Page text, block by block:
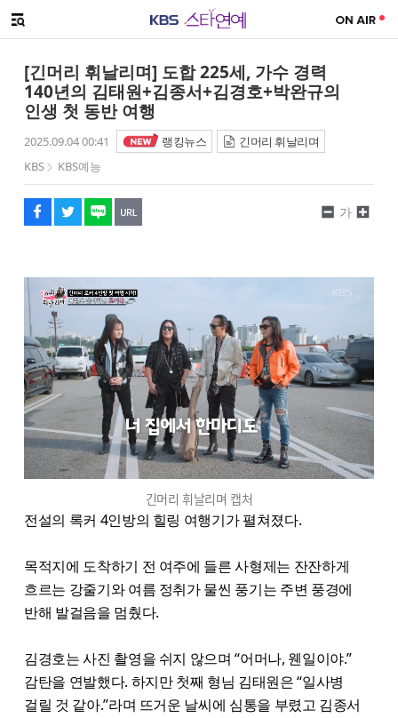
메뉴 열기
[긴머리 휘날리며] 도합 225세, 가수 경력
140년의 김태원+김종서+김경호+박완규의
인생 첫 동반 여행
2025.09.04 00:41 랭킹뉴스
긴머리 휘날리며
KBS
KBS예능
페이스북
트위터
네이버
URL복사
글씨 작게보기
가
글씨 크게보기
긴머리 휘날리며 캡처
전설의 록커 4인방의 힐링 여행기가 펼쳐졌다.
목적지에 도착하기 전 여주에 들른 사형제는 잔잔하게
흐르는 강줄기와 여름 정취가 물씬 풍기는 주변 풍경에
반해 발걸음을 멈췄다.
김경호는 사진 촬영을 쉬지 않으며 “어머나, 웬일이야.”
감탄을 연발했다. 하지만 첫째 형님 김태원은 “일사병
걸릴 것 같아.”라며 뜨거운 날씨에 심통을 부렸고 김종서